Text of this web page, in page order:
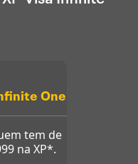
One
tem de
na XP*.